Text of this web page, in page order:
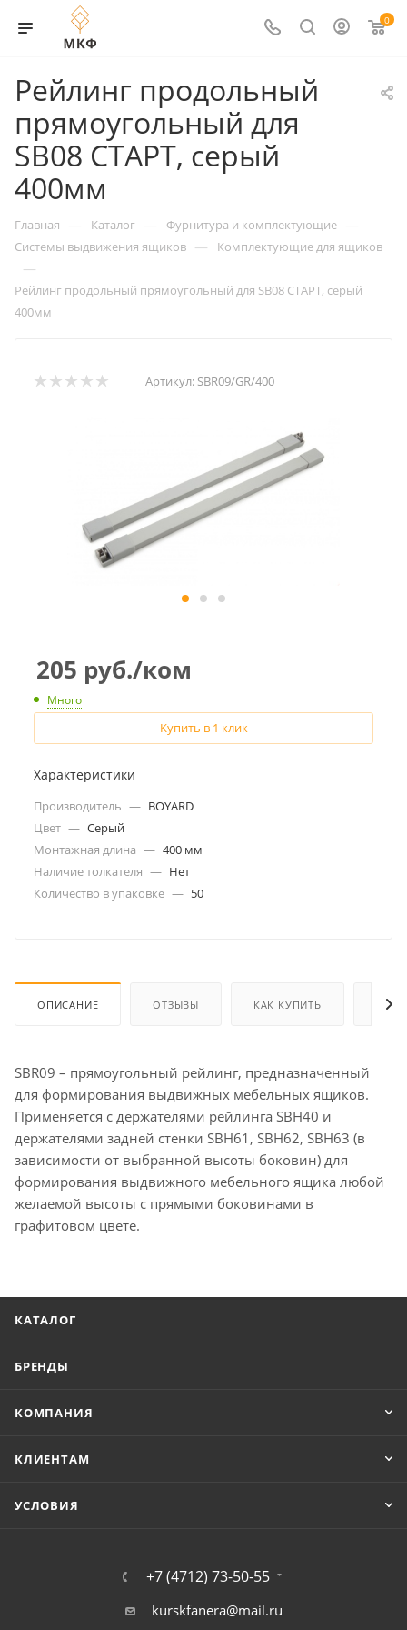
0
Рейлинг продольный
прямоугольный для
SB08 СТАРТ, серый
400мм
Главная — Каталог — Фурнитура и комплектующие —
Системы выдвижения ящиков — Комплектующие для ящиков
—
Рейлинг продольный прямоугольный для SB08 СТАРТ, серый
400мм
Артикул: SBR09/GR/400
205 руб./ком
Много
Купить в 1 клик
Характеристики
Производитель — BOYARD
Цвет — Серый
Монтажная длина — 400 мм
Наличие толкателя — Нет
Количество в упаковке — 50
ОПИСАНИЕ ОТЗЫВЫ КАК КУПИТЬ
SBR09 – прямоугольный рейлинг, предназначенный
для формирования выдвижных мебельных ящиков.
Применяется с держателями рейлинга SBH40 и
держателями задней стенки SBH61, SBH62, SBH63 (в
зависимости от выбранной высоты боковин) для
формирования выдвижного мебельного ящика любой
желаемой высоты с прямыми боковинами в
графитовом цвете.
КАТАЛОГ
БРЕНДЫ
КОМПАНИЯ
КЛИЕНТАМ
УСЛОВИЯ
+7 (4712) 73-50-55
kurskfanera@mail.ru